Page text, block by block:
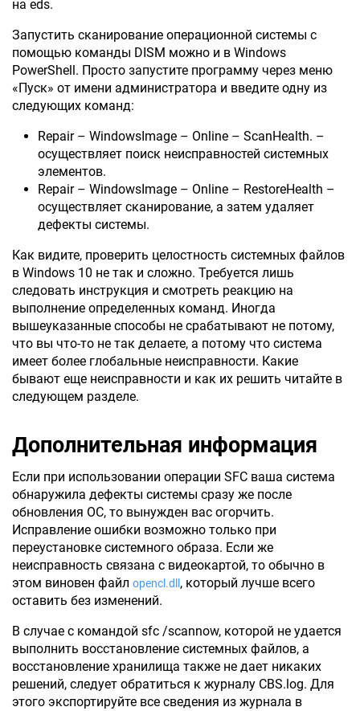
на eds.
Запустить сканирование операционной системы с
помощью команды DISM можно и в Windows
PowerShell. Просто запустите программу через меню
«Пуск» от имени администратора и введите одну из
следующих команд:
Repair – WindowsImage – Online – ScanHealth. –
осуществляет поиск неисправностей системных
элементов.
Repair – WindowsImage – Online – RestoreHealth –
осуществляет сканирование, а затем удаляет
дефекты системы.
Как видите, проверить целостность системных файлов
в Windows 10 не так и сложно. Требуется лишь
следовать инструкция и смотреть реакцию на
выполнение определенных команд. Иногда
вышеуказанные способы не срабатывают не потому,
что вы что-то не так делаете, а потому что система
имеет более глобальные неисправности. Какие
бывают еще неисправности и как их решить читайте в
следующем разделе.
Дополнительная информация
Если при использовании операции SFC ваша система
обнаружила дефекты системы сразу же после
обновления ОС, то вынужден вас огорчить.
Исправление ошибки возможно только при
переустановке системного образа. Если же
неисправность связана с видеокартой, то обычно в
этом виновен файл opencl.dll , который лучше всего
оставить без изменений.
В случае с командой sfc /scannow, которой не удается
выполнить восстановление системных файлов, а
восстановление хранилища также не дает никаких
решений, следует обратиться к журналу CBS.log. Для
этого экспортируйте все сведения из журнала в